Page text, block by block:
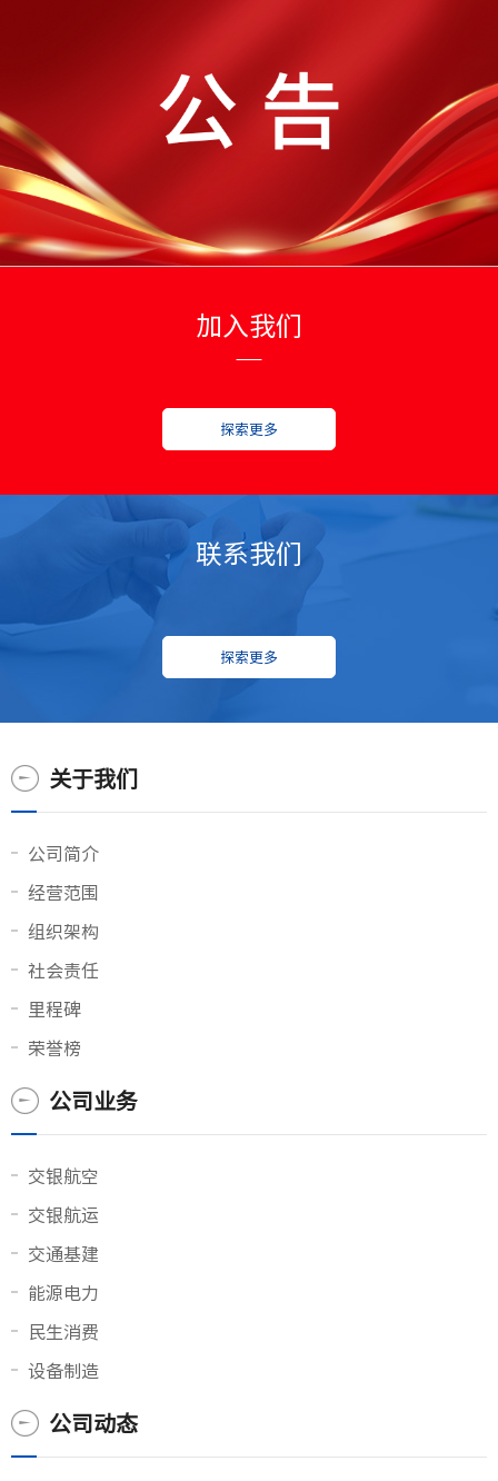
加入我们
探索更多
联系我们
探索更多
关于我们
公司简介
经营范围
组织架构
社会责任
里程碑
荣誉榜
公司业务
交银航空
交银航运
交通基建
能源电力
民生消费
设备制造
公司动态